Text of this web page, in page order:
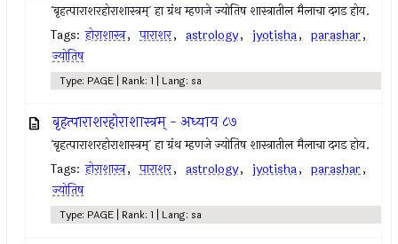
`बृहत्पाराशरहोराशास्त्रम्` हा ग्रंथ म्हणजे ज्योतिष शास्त्रातील मैलाचा दगड होय.
Tags: होराशास्त्र, पाराशर, astrology, jyotisha, parashar,
ज्योतिष
Type: PAGE | Rank: 1 | Lang: sa
बृहत्पाराशरहोराशास्त्रम् - अध्याय ८७
`बृहत्पाराशरहोराशास्त्रम्` हा ग्रंथ म्हणजे ज्योतिष शास्त्रातील मैलाचा दगड होय.
Tags: होराशास्त्र, पाराशर, astrology, jyotisha, parashar,
ज्योतिष
Type: PAGE | Rank: 1 | Lang: sa